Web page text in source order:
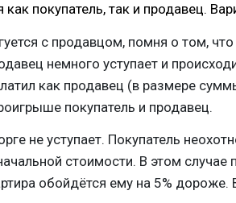
покупатель, так и продавец.
с продавцом, помня о том,
немного уступает и
как продавец (в размере
покупатель и продавец.
не уступает. Покупатель
стоимости. В этом случае
обойдётся ему на 5%